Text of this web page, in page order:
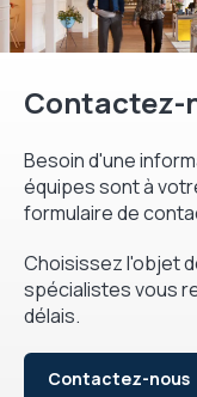
Contactez-
Besoin d'une
équipes sont à
formulaire de
Choisissez l'objet
spécialistes vous
délais.
Contactez-nous